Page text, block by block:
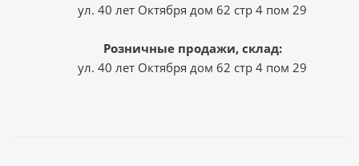
ул. 40 лет Октября дом 62 стр 4 пом 29
Розничные продажи, склад:
ул. 40 лет Октября дом 62 стр 4 пом 29